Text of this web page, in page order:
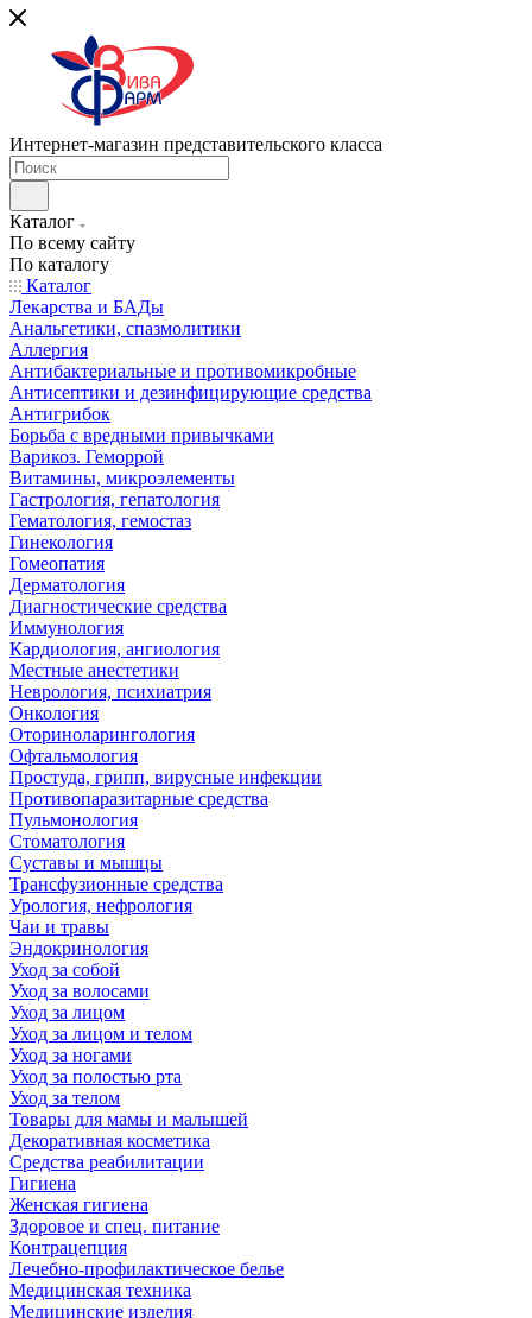
Интернет-магазин представительского класса
Каталог
По всему сайту
По каталогу
Каталог
Лекарства и БАДы
Анальгетики, спазмолитики
Аллергия
Антибактериальные и противомикробные
Антисептики и дезинфицирующие средства
Антигрибок
Борьба с вредными привычками
Варикоз. Геморрой
Витамины, микроэлементы
Гастрология, гепатология
Гематология, гемостаз
Гинекология
Гомеопатия
Дерматология
Диагностические средства
Иммунология
Кардиология, ангиология
Местные анестетики
Неврология, психиатрия
Онкология
Оториноларингология
Офтальмология
Простуда, грипп, вирусные инфекции
Противопаразитарные средства
Пульмонология
Стоматология
Суставы и мышцы
Трансфузионные средства
Урология, нефрология
Чаи и травы
Эндокринология
Уход за собой
Уход за волосами
Уход за лицом
Уход за лицом и телом
Уход за ногами
Уход за полостью рта
Уход за телом
Товары для мамы и малышей
Декоративная косметика
Средства реабилитации
Гигиена
Женская гигиена
Здоровое и спец. питание
Контрацепция
Лечебно-профилактическое белье
Медицинская техника
Медицинские изделия